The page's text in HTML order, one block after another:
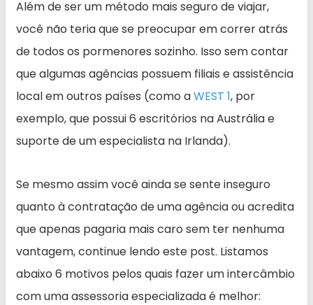
Além de ser um método mais seguro de viajar,
você não teria que se preocupar em correr atrás
de todos os pormenores sozinho. Isso sem contar
que algumas agências possuem filiais e assistência
local em outros países (como aWEST 1, por
exemplo, que possui 6 escritórios na Austrália e
suporte de um especialista na Irlanda).
Se mesmo assim você ainda se sente inseguro
quanto à contratação de uma agência ou acredita
que apenas pagaria mais caro sem ter nenhuma
vantagem, continue lendo este post. Listamos
abaixo 6 motivos pelos quais fazer um intercâmbio
com uma assessoria especializada é melhor: